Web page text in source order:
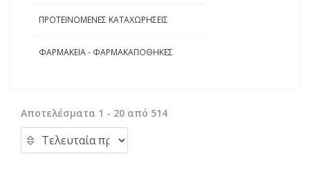
ΠΡΟΤΕΙΝΟΜΕΝΕΣ ΚΑΤΑΧΩΡΗΣΕΙΣ
ΦΑΡΜΑΚΕΙΑ - ΦΑΡΜΑΚΑΠΟΘΗΚΕΣ
Αποτελέσματα 1 - 20 από 514